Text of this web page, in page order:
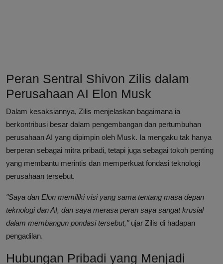
Peran Sentral Shivon Zilis dalam
Perusahaan AI Elon Musk
Dalam kesaksiannya, Zilis menjelaskan bagaimana ia
berkontribusi besar dalam pengembangan dan pertumbuhan
perusahaan AI yang dipimpin oleh Musk. Ia mengaku tak hanya
berperan sebagai mitra pribadi, tetapi juga sebagai tokoh penting
yang membantu merintis dan memperkuat fondasi teknologi
perusahaan tersebut.
"Saya dan Elon memiliki visi yang sama tentang masa depan
teknologi dan AI, dan saya merasa peran saya sangat krusial
dalam membangun pondasi tersebut,"ujar Zilis di hadapan
pengadilan.
Hubungan Pribadi yang Menjadi